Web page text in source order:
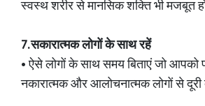
स्वस्थ शरीर से मानसिक शक्ति भी मजबूत
7. सकारात्मक लोगों के साथ रहें
• ऐसे लोगों के साथ समय बिताएं जो आपको
नकारात्मक और आलोचनात्मक लोगों से दूरी